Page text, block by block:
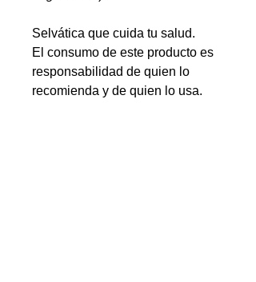
Selvática que cuida tu salud.
El consumo de este producto es
responsabilidad de quien lo
recomienda y de quien lo usa.